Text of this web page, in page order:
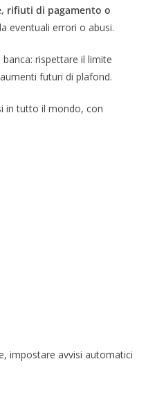
rifiuti di pagamento o
eventuali errori o abusi.
rispettare il limite
futuri di plafond.
in tutto il mondo, con
impostare avvisi automatici